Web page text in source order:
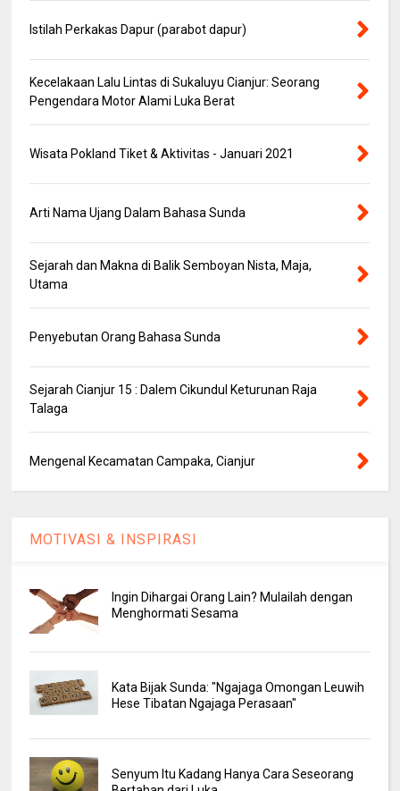
Istilah Perkakas Dapur (parabot dapur)
Kecelakaan Lalu Lintas di Sukaluyu Cianjur: Seorang
Pengendara Motor Alami Luka Berat
Wisata Pokland Tiket & Aktivitas - Januari 2021
Arti Nama Ujang Dalam Bahasa Sunda
Sejarah dan Makna di Balik Semboyan Nista, Maja,
Utama
Penyebutan Orang Bahasa Sunda
Sejarah Cianjur 15 : Dalem Cikundul Keturunan Raja
Talaga
Mengenal Kecamatan Campaka, Cianjur
MOTIVASI & INSPIRASI
Ingin Dihargai Orang Lain? Mulailah dengan
Menghormati Sesama
Kata Bijak Sunda: "Ngajaga Omongan Leuwih
Hese Tibatan Ngajaga Perasaan"
Senyum Itu Kadang Hanya Cara Seseorang